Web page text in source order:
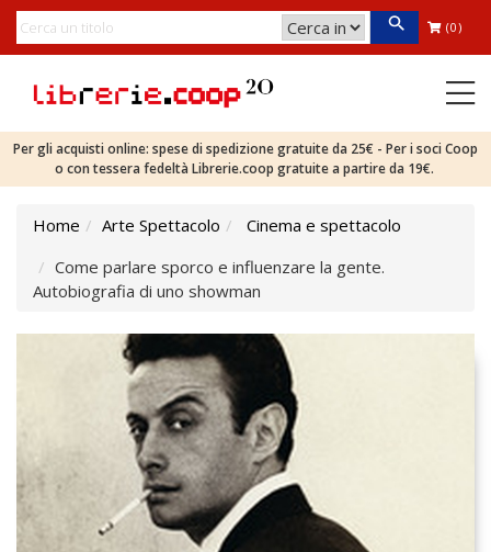
(0)
Per gli acquisti online: spese di spedizione gratuite da 25€ - Per i soci Coop
o con tessera fedeltà Librerie.coop gratuite a partire da 19€.
Home Arte Spettacolo
Cinema e spettacolo
Come parlare sporco e influenzare la gente.
Autobiografia di uno showman